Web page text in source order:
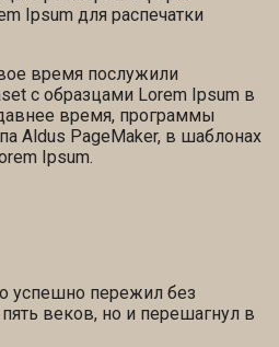
Ipsum для распечатки
время послужили
с образцами Lorem Ipsum в
время, программы
Aldus PageMaker, в шаблонах
Ipsum.
успешно пережил без
веков, но и перешагнул в